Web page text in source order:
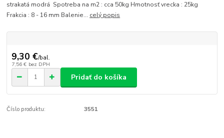
strakatá modrá Spotreba na m2 : cca 50kg Hmotnosť vrecka : 25kg
Frakcia : 8 - 16 mm Balenie... celý popis
9,30 €/bal.
7,56 € bez DPH
Pridať do košíka
Číslo produktu: 3551